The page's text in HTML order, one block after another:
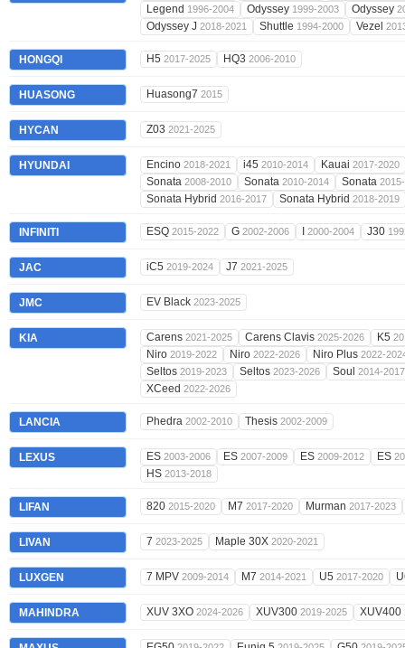
Legend 1996-2004 Odyssey 1999-2003 Odyssey
Odyssey J 2018-2021 Shuttle 1994-2000 Vezel
HONGQI H5 2017-2025 HQ3 2006-2010
HUASONG Huasong7 2015
HYCAN Z03 2021-2025
HYUNDAI Encino 2018-2021 i45 2010-2014 Kauai 2017-2020
Sonata 2008-2010 Sonata 2010-2014 Sonata
Sonata Hybrid 2016-2017 Sonata Hybrid 2018-2019
INFINITI ESQ 2015-2022 G 2002-2006 2000-2004 J30
JAC iC5 2019-2024 J7 2021-2025
JMC EV Black 2023-2025
KIA Carens 2021-2025 Carens Clavis 2025-2026 K5
Niro 2019-2022 Niro 2022-2026 Niro Plus 2022-
Seltos 2019-2023 Seltos 2023-2026 Soul 2014-2017
XCeed 2022-2026
LANCIA Phedra 2002-2010 Thesis 2002-2009
LEXUS ES 2003-2006 ES 2007-2009 ES 2009-2012 ES
HS 2013-2018
LIFAN 820 2015-2020 M7 2017-2020 Murman 2017-2023
LIVAN 7 2023-2025 Maple 30X 2020-2021
LUXGEN 7 MPV 2009-2014 M7 2014-2021 U5 2017-2020
MAHINDRA XUV 3XO 2024-2026 XUV300 2019-2025 XUV400